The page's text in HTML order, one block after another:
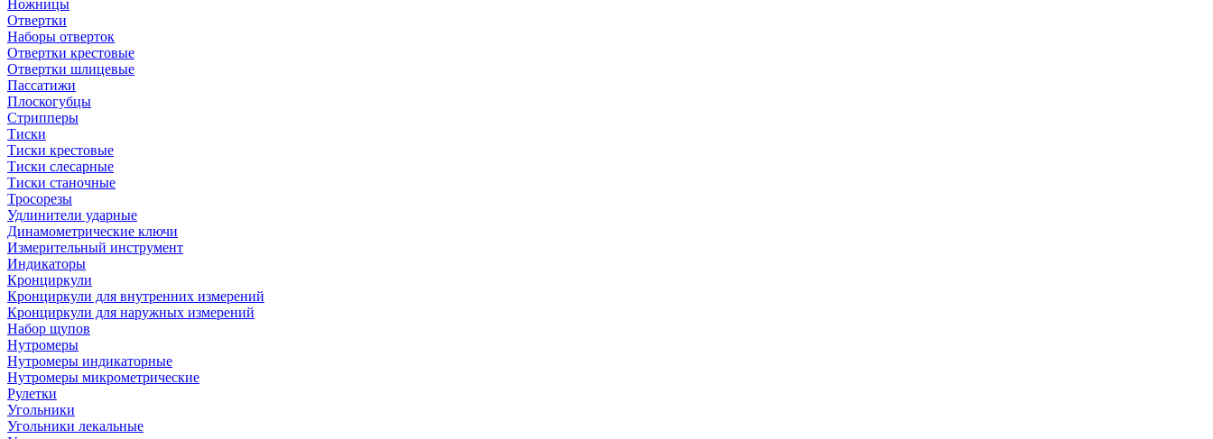
Ножницы
Отвертки
Наборы отверток
Отвертки крестовые
Отвертки шлицевые
Пассатижи
Плоскогубцы
Стрипперы
Тиски
Тиски крестовые
Тиски слесарные
Тиски станочные
Тросорезы
Удлинители ударные
Динамометрические ключи
Измерительный инструмент
Индикаторы
Кронциркули
Кронциркули для внутренних измерений
Кронциркули для наружных измерений
Набор щупов
Нутромеры
Нутромеры индикаторные
Нутромеры микрометрические
Рулетки
Угольники
Угольники лекальные